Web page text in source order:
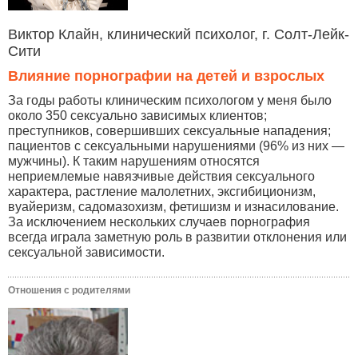
Виктор Клайн, клинический психолог, г. Солт-Лейк-
Сити
Влияние порнографии на детей и взрослых
За годы работы клиническим психологом у меня было
около 350 сексуально зависимых клиентов;
преступников, совершивших сексуальные нападения;
пациентов с сексуальными нарушениями (96% из них —
мужчины). К таким нарушениям относятся
неприемлемые навязчивые действия сексуального
характера, растление малолетних, эксгибиционизм,
вуайеризм, садомазохизм, фетишизм и изнасилование.
За исключением нескольких случаев порнография
всегда играла заметную роль в развитии отклонения или
сексуальной зависимости.
Отношения с родителями